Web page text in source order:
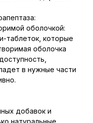
оболочкой:
таблеток, которые
оболочка
в нужные части
добавок и
натуральные